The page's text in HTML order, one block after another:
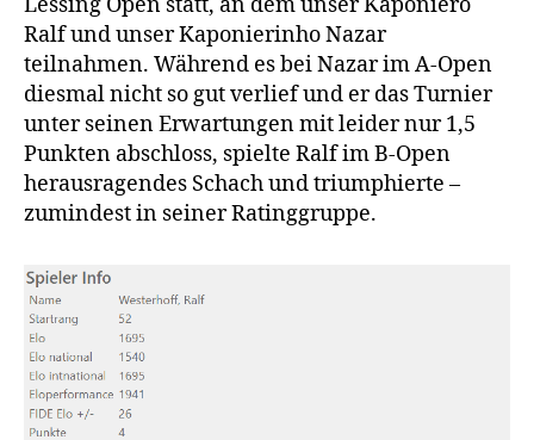
Ralf und unser Kaponierinho Nazar
teilnahmen. Während es bei Nazar im A-Open
diesmal nicht so gut verlief und er das Turnier
unter seinen Erwartungen mit leider nur 1,5
Punkten abschloss, spielte Ralf im B-Open
herausragendes Schach und triumphierte –
zumindest in seiner Ratinggruppe.